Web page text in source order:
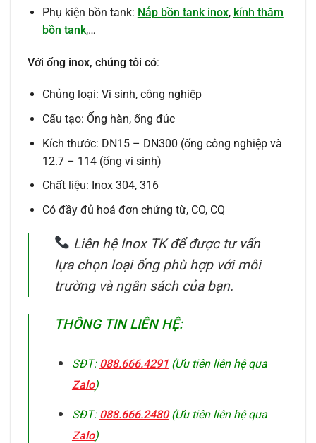
Phụ kiện bồn tank: Nắp bồn tank inox, kính thăm
bồn tank,…
Với ống inox, chúng tôi có:
Chủng loại: Vi sinh, công nghiệp
Cấu tạo: Ống hàn, ống đúc
Kích thước: DN15 – DN300 (ống công nghiệp và
12.7 – 114 (ống vi sinh)
Chất liệu: Inox 304, 316
Có đầy đủ hoá đơn chứng từ, CO, CQ
Liên hệ Inox TK để được tư vấn
lựa chọn loại ống phù hợp với môi
trường và ngân sách của bạn.
THÔNG TIN LIÊN HỆ:
SĐT: 088.666.4291(Ưu tiên liên hệ qua
Zalo)
SĐT: 088.666.2480(Ưu tiên liên hệ qua
Zalo)